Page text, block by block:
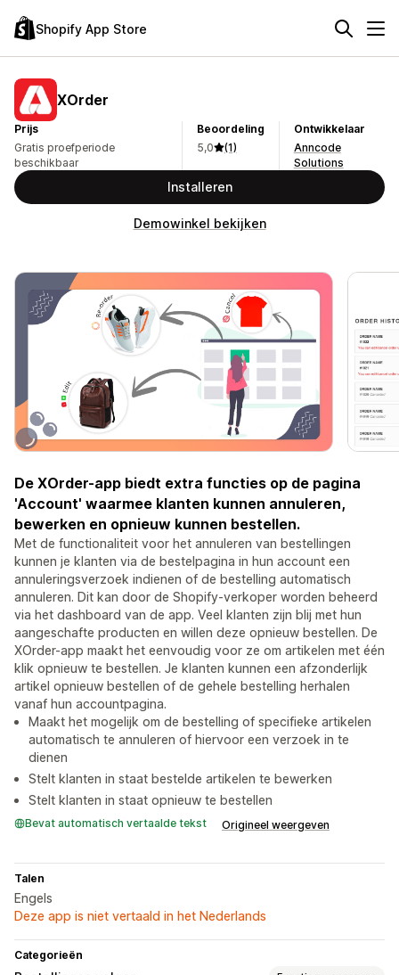
Shopify App Store
XOrder
Prijs
Gratis proefperiode
beschikbaar
Beoordeling
5,0
(1)
Ontwikkelaar
Anncode
Solutions
Installeren
Demowinkel bekijken
De XOrder-app biedt extra functies op de pagina
'Account' waarmee klanten kunnen annuleren,
bewerken en opnieuw kunnen bestellen.
Met de functionaliteit voor het annuleren van bestellingen
kunnen je klanten via de bestelpagina in hun account een
annuleringsverzoek indienen of de bestelling automatisch
annuleren. Dit kan door de Shopify-verkoper worden beheerd
via het dashboard van de app. Veel klanten zijn blij met hun
aangeschafte producten en willen deze opnieuw bestellen. De
XOrder-app maakt het eenvoudig voor ze om artikelen met één
klik opnieuw te bestellen. Je klanten kunnen een afzonderlijk
artikel opnieuw bestellen of de gehele bestelling herhalen
vanaf hun accountpagina.
Maakt het mogelijk om de bestelling of specifieke artikelen
automatisch te annuleren of hiervoor een verzoek in te
dienen
Stelt klanten in staat bestelde artikelen te bewerken
Stelt klanten in staat opnieuw te bestellen
Bevat automatisch vertaalde tekst Origineel weergeven
Talen
Engels
Deze app is niet vertaald in het Nederlands
Categorieën